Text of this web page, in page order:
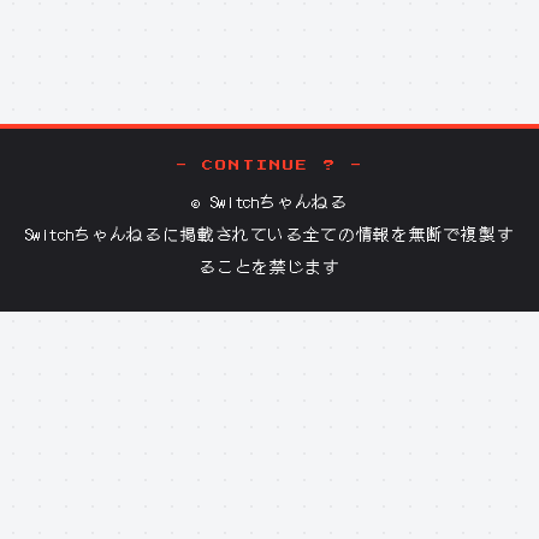
- CONTINUE ? -
© Switchちゃんねる
Switchちゃんねる に掲載されている全ての情報を無断で複製す
ることを禁じます